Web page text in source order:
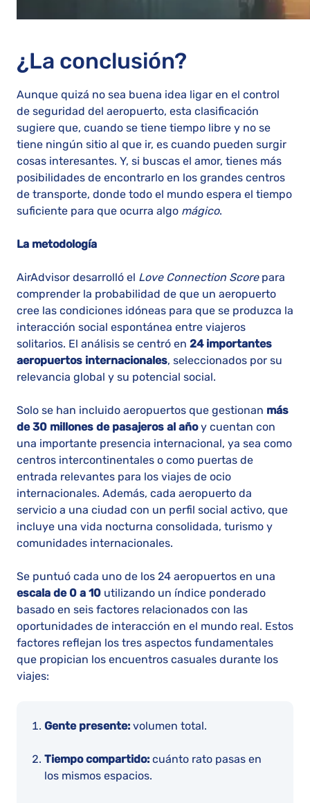
¿La conclusión?
Aunque quizá no sea buena idea ligar en el control
de seguridad del aeropuerto, esta clasificación
sugiere que, cuando se tiene tiempo libre y no se
tiene ningún sitio al que ir, es cuando pueden surgir
cosas interesantes. Y, si buscas el amor, tienes más
posibilidades de encontrarlo en los grandes centros
de transporte, donde todo el mundo espera el tiempo
suficiente para que ocurra algo mágico.
La metodología
AirAdvisor desarrolló el Love Connection Scorepara
comprender la probabilidad de que un aeropuerto
cree las condiciones idóneas para que se produzca la
interacción social espontánea entre viajeros
solitarios. El análisis se centró en 24 importantes
aeropuertos internacionales, seleccionados por su
relevancia global y su potencial social.
Solo se han incluido aeropuertos que gestionan más
de 30 millones de pasajeros al añoy cuentan con
una importante presencia internacional, ya sea como
centros intercontinentales o como puertas de
entrada relevantes para los viajes de ocio
internacionales. Además, cada aeropuerto da
servicio a una ciudad con un perfil social activo, que
incluye una vida nocturna consolidada, turismo y
comunidades internacionales.
Se puntuó cada uno de los 24 aeropuertos en una
escala de 0 a 10 utilizando un índice ponderado
basado en seis factores relacionados con las
oportunidades de interacción en el mundo real. Estos
factores reflejan los tres aspectos fundamentales
que propician los encuentros casuales durante los
viajes:
Gente presente: volumen total.
Tiempo compartido: cuánto rato pasas en
los mismos espacios.